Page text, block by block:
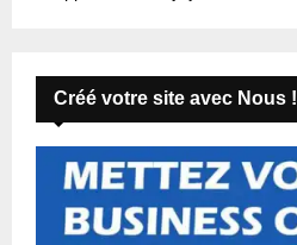
Créé votre site avec Nous !